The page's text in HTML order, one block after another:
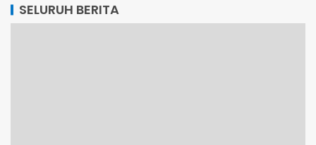
SELURUH BERITA